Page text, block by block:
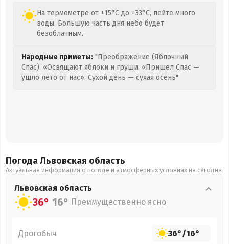
На термометре от +15°C до +33°C, пейте много
воды. Большую часть дня небо будет
безоблачным.
Народные приметы: "Преображение (Яблочный
Спас). «Освящают яблоки и груши. «Пришел Спас —
ушло лето от нас». Сухой день — сухая осень"
Погода Львовская область
Актуальная информация о погоде и атмосферных условиях на сегодня
Львовская область
36° 16° Преимущественно ясно
Дрогобыч 36°/16°